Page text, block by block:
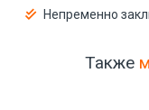
Непременно
Также